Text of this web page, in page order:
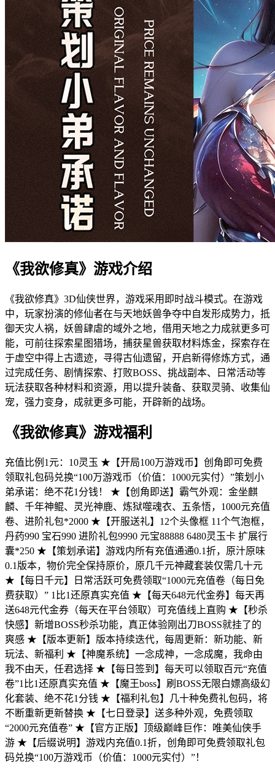
《我欲修真》游戏介绍
《我欲修真》3D仙侠世界，游戏采用即时战斗模式。在游戏
中，玩家扮演的修仙者在与天地妖兽争夺中自发形成势力，抵
御天灾人祸，妖兽肆虐的域外之地，借用天地之力成就更多可
能，可前往探索星图猎场，捕获星兽获取材料炼金，探索存在
于虚空中得上古遗迹，寻得古仙遗留，开启新得修炼方式，通
过完成任务、剧情探索、打败BOSS、挑战副本、日常活动等
玩法获取各种材料和资源，用以提升装备、获取灵骑、收集仙
宠，强力变身，成就更多可能，开辟新的战场。
《我欲修真》游戏福利
充值比例1元：10灵玉 ★【开局100万游戏币】创角即可免费
领取礼包码兑换“100万游戏币（价值：1000元实付）”策划小
弟承诺：绝不花1分钱！ ★【创角即送】霸气外观：金坐麒
麟、千年神鲲、灵光神鹿、炼狱噬魂衣、五条悟，1000元充值
卷、进阶礼包*2000 ★【开服送礼】12个头像框 11个气泡框，
丹药990 宝石990 进阶礼包9990 元宝88888 6480灵玉卡 扩展行
囊*250 ★【策划承诺】游戏内所有充值通通0.1折，原汁原味
0.1版本，物价完全保持原价，原几千元神藏套装仅需几十元
★【每日千元】日常活跃可免费领取“1000元充值卷（每日免
费获取）” 1比1还原真实充值 ★【每天648元代金券】每天再
送648元代金券（每天在平台领取）可充值线上直购 ★【秒杀
快感】新增BOSS秒杀功能，真正体验刚出刀BOSS就挂了的
爽感 ★【版本更新】版本持续迭代，每周更新：新功能、新
玩法、新福利 ★【神魔系统】一念成神，一念成魔，我命由
我不由天，任君选择 ★【每日签到】每天可以领取百元“充值
卷”1比1还原真实充值 ★【魔王boss】刷BOSS无限白嫖高级幻
化套装、绝不花1分钱 ★【福利礼包】几十种免费礼包码，将
不断重新更新替换 ★【七日登录】送多种外观，免费领取
“2000元充值卷” ★【官方正版】顶级巅峰巨作：唯美仙侠手
游 ★【后缀说明】游戏内充值0.1折，创角即可免费领取礼包
码兑换“100万游戏币（价值：1000元实付）”！